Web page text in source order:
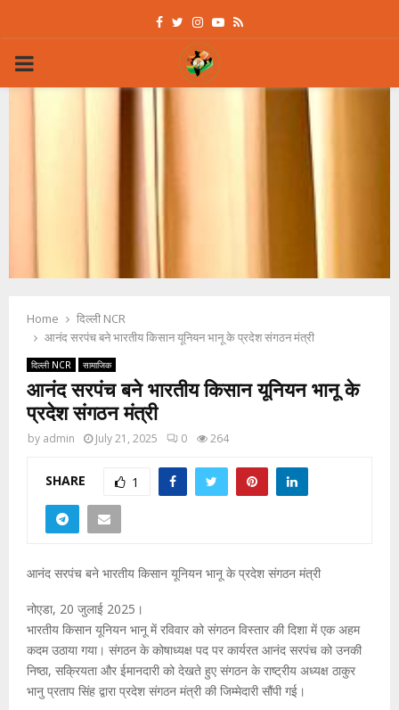
Facebook
Twitter
Instagram
Youtube
Rss
PRIMARY
MENU
Home
दिल्ली NCR
आनंद सरपंच बने भारतीय किसान यूनियन भानू के प्रदेश संगठन मंत्री
दिल्ली NCR सामाजिक
आनंद सरपंच बने भारतीय किसान यूनियन भानू के
प्रदेश संगठन मंत्री
by admin July 21, 2025 0 264
SHARE 1
आनंद सरपंच बने भारतीय किसान यूनियन भानू के प्रदेश संगठन मंत्री
नोएडा, 20 जुलाई 2025।
भारतीय किसान यूनियन भानू में रविवार को संगठन विस्तार की दिशा में एक अहम
कदम उठाया गया। संगठन के कोषाध्यक्ष पद पर कार्यरत आनंद सरपंच को उनकी
निष्ठा, सक्रियता और ईमानदारी को देखते हुए संगठन के राष्ट्रीय अध्यक्ष ठाकुर
भानु प्रताप सिंह द्वारा प्रदेश संगठन मंत्री की जिम्मेदारी सौंपी गई।